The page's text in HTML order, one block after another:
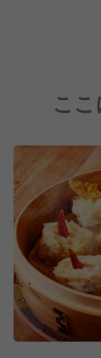
自然と声をか
イベントや部
先輩・後輩・
チームの一体
こ